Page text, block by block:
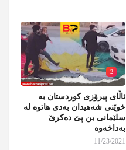
2
ئاڵای پیرۆزی کوردستان بە
خوێنی شەهیدان بەدی هاتوە لە
سلێمانی بن پێ دەکرێ
بەداخەوە
11/23/2021